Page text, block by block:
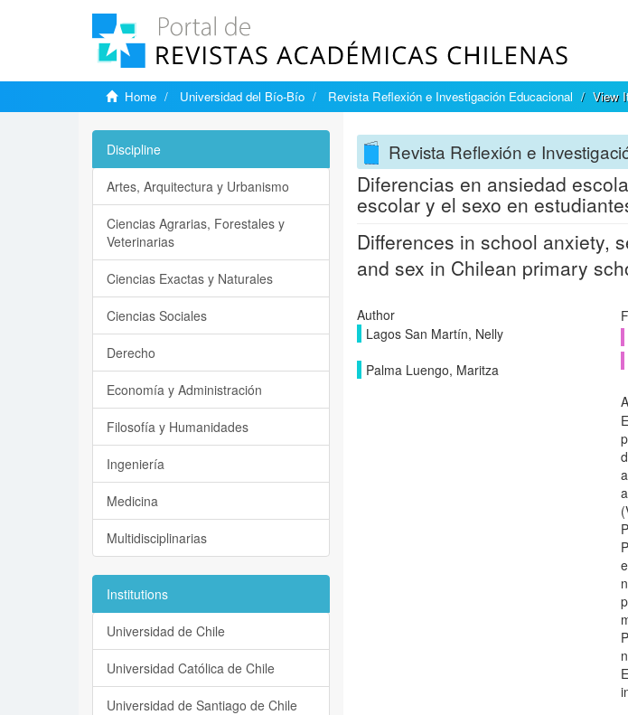
Home Universidad del Bío-Bío Revista Reflexión e Investigación Educacional View
Revista Reflexión e
Diferencias en ansiedad
escolar y el sexo en
Differences in school anxiety,
and sex in Chilean primary
Author
Lagos San Martín, Nelly
Palma Luengo, Maritza
Discipline
Artes, Arquitectura y Urbanismo
Ciencias Agrarias, Forestales y
Veterinarias
Ciencias Exactas y Naturales
Ciencias Sociales
Derecho
Economía y Administración
Filosofía y Humanidades
Ingeniería
Medicina
Multidisciplinarias
Institutions
Universidad de Chile
Universidad Católica de Chile
Universidad de Santiago de Chile